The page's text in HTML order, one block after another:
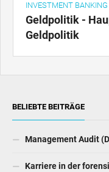
INVESTMENT
Geldpolitik -
Geldpolitik
BELIEBTE BEITRÄGE
Management Audit
Karriere in der